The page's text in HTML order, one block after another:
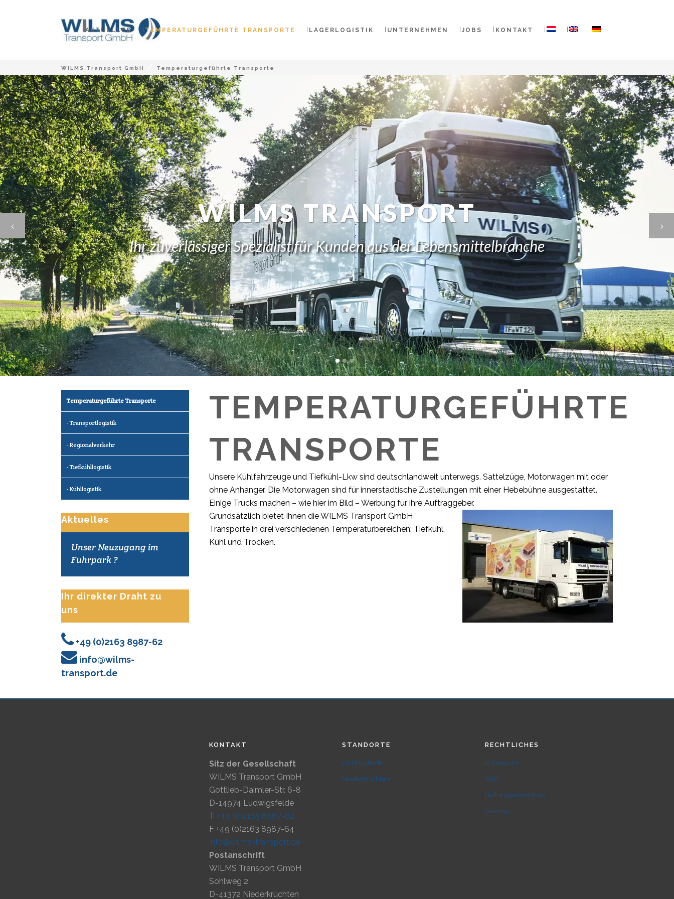
AKTUELLES TEMPERATURGEFÜHRTE TRANSPORTE LAGERLOGISTIK UNTERNEHMEN JOBS KONTAKT
WILMS Transport GmbH Temperaturgeführte Transporte
WILMS TRANSPORT
Ihr zuverlässiger Spezialist für Kunden aus der Lebensmittelbranche
Temperaturgeführte Transporte
Transportlogistik
Regionalverkehr
Tiefkühllogistik
Kühllogistik
Aktuelles
Unser Neuzugang im
Fuhrpark ?
Ihr direkter Draht zu
uns
+49 (0)2163 8987-62
info@wilms-
transport.de
TEMPERATURGEFÜHRTE
TRANSPORTE
Unsere Kühlfahrzeuge und Tiefkühl-Lkw sind deutschlandweit unterwegs. Sattelzüge, Motorwagen mit oder
ohne Anhänger. Die Motorwagen sind für innerstädtische Zustellungen mit einer Hebebühne ausgestattet.
Einige Trucks machen – wie hier im Bild – Werbung für ihre Auftraggeber.
Grundsätzlich bietet Ihnen die WILMS Transport GmbH
Transporte in drei verschiedenen Temperaturbereichen: Tiefkühl,
Kühl und Trocken.
KONTAKT
Sitz der Gesellschaft
WILMS Transport GmbH
Gottlieb-Daimler-Str. 6-8
D-14974 Ludwigsfelde
T +49 (0)2163 8987-62
F +49 (0)2163 8987-64
info@wilms-transport.de
Postanschrift
WILMS Transport GmbH
Sohlweg 2
D-41372 Niederkrüchten
STANDORTE
Ludwigsfelde
Niederkrüchten
RECHTLICHES
Impressum
AGB
Haftungsausschluss
Sitemap